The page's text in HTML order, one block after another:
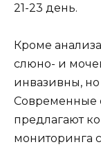
21-23 день.
Кроме
слюно- и
инвазивны, но
Современные
предлагают
мониторинга